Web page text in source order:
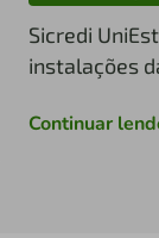
Sicredi
instalações
Continuar